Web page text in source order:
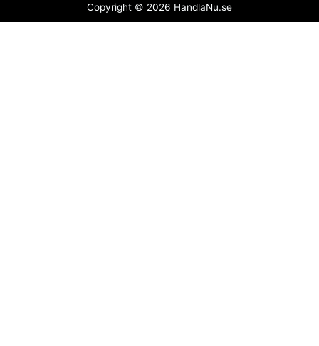
Copyright © 2026 HandlaNu.se